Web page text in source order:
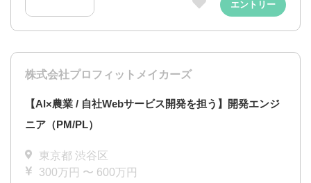
エントリー
株式会社プロフィットメイカーズ
【AI×農業 / 自社Webサービス開発を担う】開発エンジ
ニア（PM/PL）
東京都 渋谷区
300万円 〜 600万円